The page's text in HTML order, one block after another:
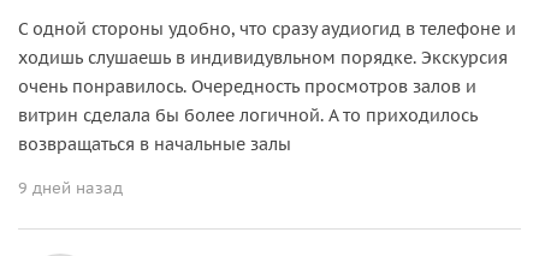
С одной стороны удобно, что сразу аудиогид в телефоне и
ходишь слушаешь в индивидувльном порядке. Экскурсия
очень понравилось. Очередность просмотров залов и
витрин сделала бы более логичной. А то приходилось
возвращаться в начальные залы
9 дней назад